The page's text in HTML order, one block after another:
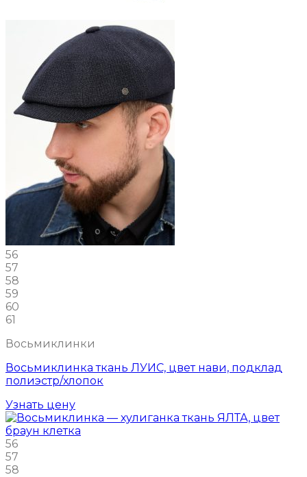
56
57
58
59
60
61
Восьмиклинки
Восьмиклинка ткань ЛУИС, цвет нави, подклад
полиэстр/хлопок
Узнать цену
56
57
58